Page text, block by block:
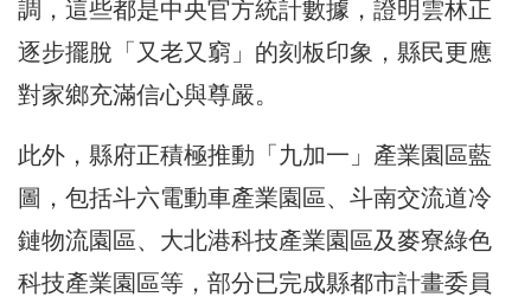
調，這些都是中央官方統計數據，證明雲林正
逐步擺脫「又老又窮」的刻板印象，縣民更應
對家鄉充滿信心與尊嚴。
此外，縣府正積極推動「九加一」產業園區藍
圖，包括斗六電動車產業園區、斗南交流道冷
鏈物流園區、大北港科技產業園區及麥寮綠色
科技產業園區等，部分已完成縣都市計畫委員